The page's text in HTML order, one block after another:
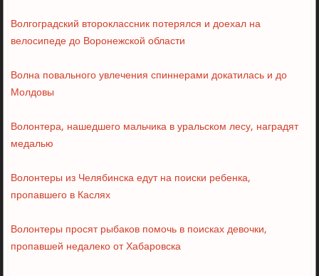
Волгоградский второклассник потерялся и доехал на
велосипеде до Воронежской области
Волна повального увлечения спиннерами докатилась и до
Молдовы
Волонтера, нашедшего мальчика в уральском лесу, наградят
медалью
Волонтеры из Челябинска едут на поиски ребенка,
пропавшего в Каслях
Волонтеры просят рыбаков помочь в поисках девочки,
пропавшей недалеко от Хабаровска